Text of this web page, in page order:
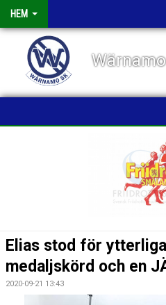
HEM
KALENDER
VÅRA GRUPPER/TRÄNARE
Elias stod för
medaljskörd och en
2020-09-21 13:43